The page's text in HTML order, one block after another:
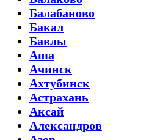
Балабаново
Бакал
Бавлы
Аша
Ачинск
Ахтубинск
Астрахань
Аксай
Александров